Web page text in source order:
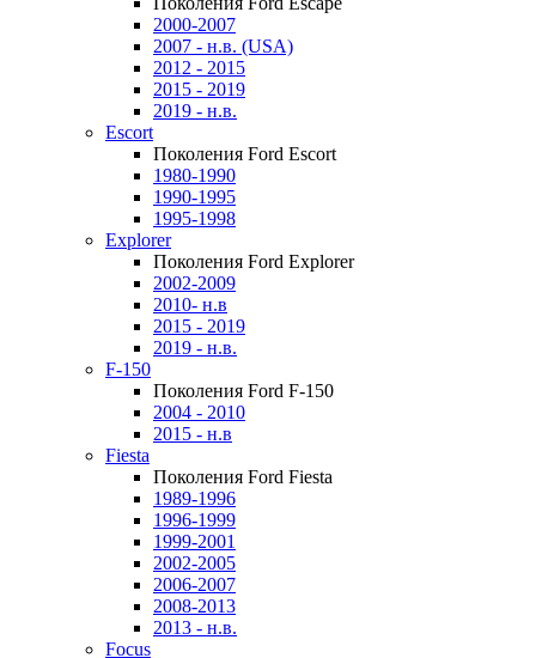
2000-2007
2007 - н.в. (USA)
2012 - 2015
2015 - 2019
2019 - н.в.
Escort
Поколения Ford Escort
1980-1990
1990-1995
1995-1998
Explorer
Поколения Ford Explorer
2002-2009
2010- н.в
2015 - 2019
2019 - н.в.
F-150
Поколения Ford F-150
2004 - 2010
2015 - н.в
Fiesta
Поколения Ford Fiesta
1989-1996
1996-1999
1999-2001
2002-2005
2006-2007
2008-2013
2013 - н.в.
Focus